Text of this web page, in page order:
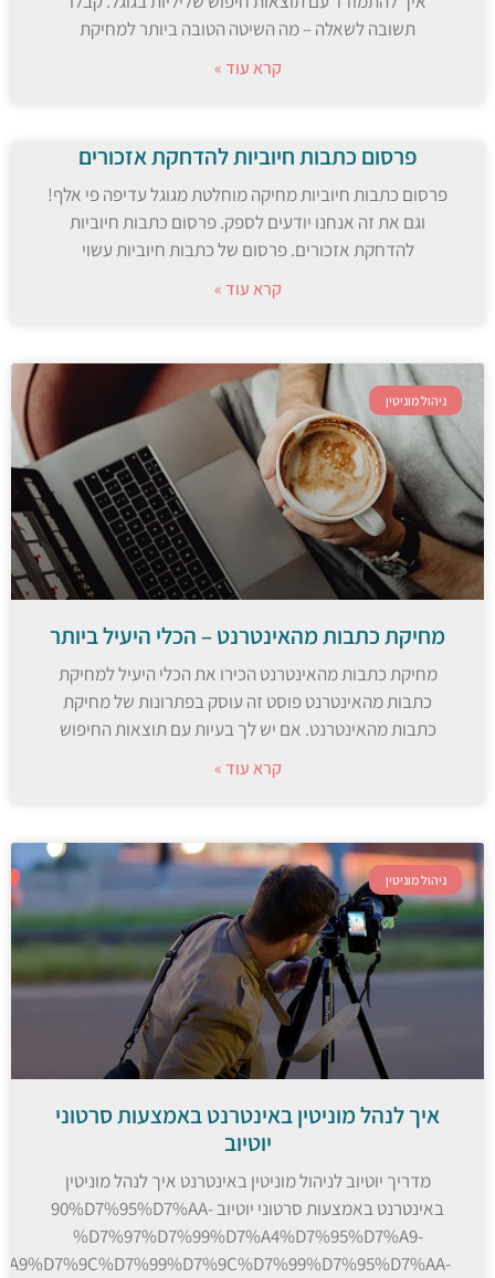
תשובה לשאלה – מה השיטה הטובה ביותר למחיקת
קרא עוד »
פרסום כתבות חיוביות להדחקת אזכורים
פרסום כתבות חיוביות מחיקה מוחלטת מגוגל עדיפה פי אלף!
וגם את זה אנחנו יודעים לספק. פרסום כתבות חיוביות
להדחקת אזכורים. פרסום של כתבות חיוביות עשוי
קרא עוד »
ניהול מוניטין
מחיקת כתבות מהאינטרנט – הכלי היעיל ביותר
מחיקת כתבות מהאינטרנט הכירו את הכלי היעיל למחיקת
כתבות מהאינטרנט פוסט זה עוסק בפתרונות של מחיקת
כתבות מהאינטרנט. אם יש לך בעיות עם תוצאות החיפוש
קרא עוד »
ניהול מוניטין
איך לנהל מוניטין באינטרנט באמצעות סרטוני
יוטיוב
מדריך יוטיוב לניהול מוניטין באינטרנט איך לנהל מוניטין
באינטרנט באמצעות סרטוני יוטיוב 90%D7%95%D7%AA-
%D7%97%D7%99%D7%A4%D7%95%D7%A9-